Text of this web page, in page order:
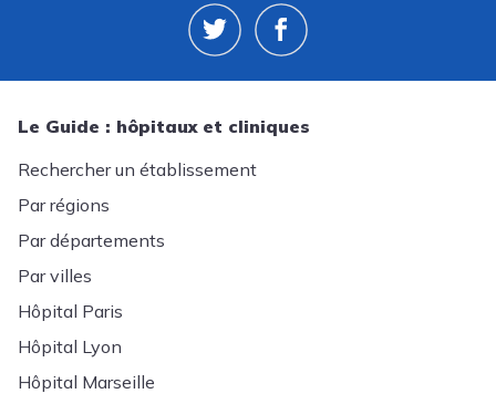
Le Guide : hôpitaux et cliniques
Rechercher un établissement
Par régions
Par départements
Par villes
Hôpital Paris
Hôpital Lyon
Hôpital Marseille